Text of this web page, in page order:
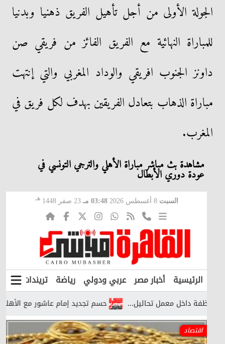
الجولة الأولى من أجل تأهيل الفريق ذهنيا وبدنيا
للمباراة النهائية مع الفريق الفائز من فريقي صن
داونز الجنوب افريقي والوداد المغربي والتي إنتهت
مباراة الذهاب بتعادل الفريقين بهدف لكل فريق في
المغرب.
مشاهدة بث مباشر مباراة الأهلي والترجي التونسي في
عودة دوري الأبطال